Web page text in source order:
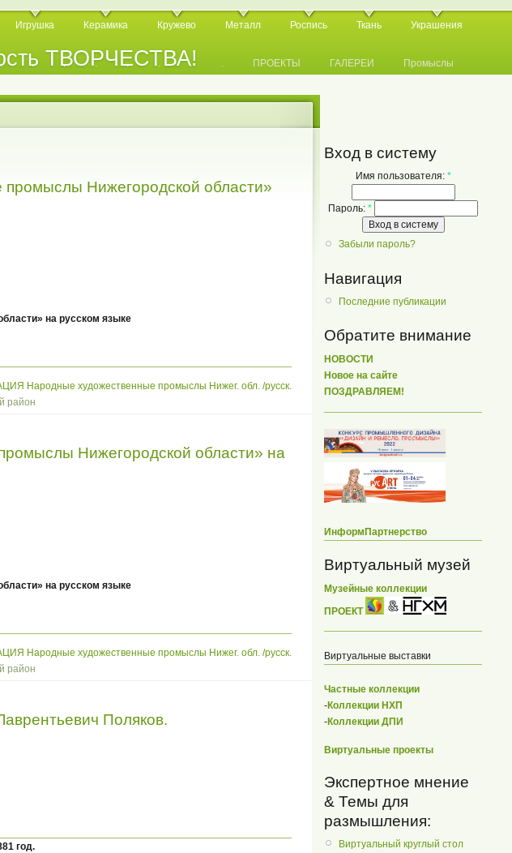
ТВОРЧЕСТВА!
Игрушка Керамика Кружево Металл Роспись Ткань Украшения
. . . . . . . . ПРОЕКТЫ ГАЛЕРЕИ Промыслы
Нижегородской области»
на русском языке
Народные художественные промыслы Нижег. обл. /русск.
район
Нижегородской области» на
на русском языке
Народные художественные промыслы Нижег. обл. /русск.
район
Поляков.
год.
Вход в систему
Имя пользователя: *
Пароль: *
Забыли пароль?
Навигация
Последние публикации
Обратите внимание
НОВОСТИ
Новое на сайте
ПОЗДРАВЛЯЕМ!
ИнформПартнерство
Виртуальный музей
Музейные коллекции
ПРОЕКТ
Виртуальные выставки
Частные коллекции
-Коллекции НХП
-Коллекции ДПИ
Виртуальные проекты
Экспертное мнение
& Темы для
размышления:
Виртуальный круглый стол